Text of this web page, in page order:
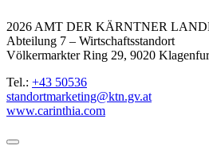
2026 AMT DER KÄRNTNER
Abteilung 7 – Wirtschaftsstandort
Völkermarkter Ring 29, 9020
Tel.: +43 50536
standortmarketing@ktn.gv.at
www.carinthia.com